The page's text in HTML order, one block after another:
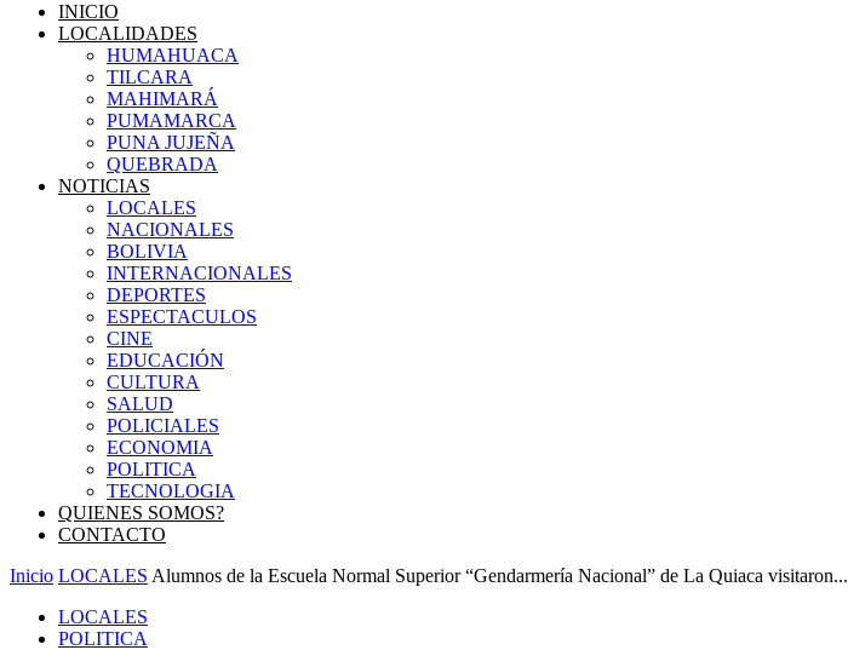
INICIO
LOCALIDADES
HUMAHUACA
TILCARA
MAHIMARÁ
PUMAMARCA
PUNA JUJEÑA
QUEBRADA
NOTICIAS
LOCALES
NACIONALES
BOLIVIA
INTERNACIONALES
DEPORTES
ESPECTACULOS
CINE
EDUCACIÓN
CULTURA
SALUD
POLICIALES
ECONOMIA
POLITICA
TECNOLOGIA
QUIENES SOMOS?
CONTACTO
Inicio LOCALES Alumnos de la Escuela Normal Superior “Gendarmería Nacional” de La Quiaca visitaron...
LOCALES
POLITICA